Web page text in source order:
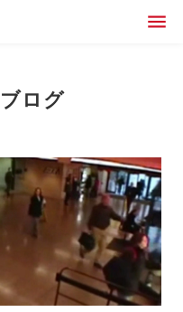
ログ